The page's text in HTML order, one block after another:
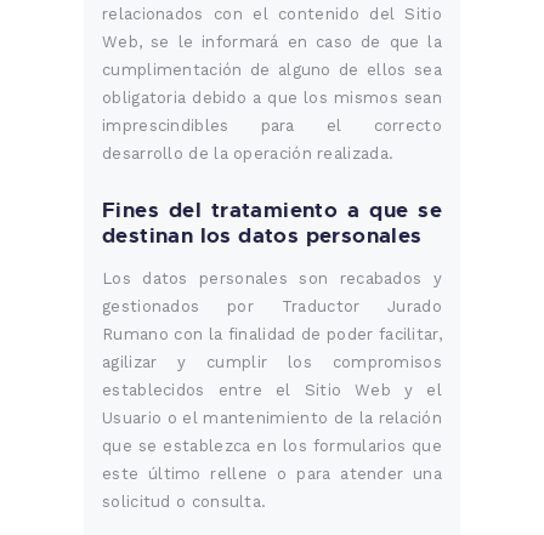
relacionados con el contenido del Sitio
Web, se le informará en caso de que la
cumplimentación de alguno de ellos sea
obligatoria debido a que los mismos sean
imprescindibles para el correcto
desarrollo de la operación realizada.
Fines del tratamiento a que se
destinan los datos personales
Los datos personales son recabados y
gestionados por Traductor Jurado
Rumano con la finalidad de poder facilitar,
agilizar y cumplir los compromisos
establecidos entre el Sitio Web y el
Usuario o el mantenimiento de la relación
que se establezca en los formularios que
este último rellene o para atender una
solicitud o consulta.